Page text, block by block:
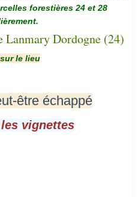
forestières 24 et 28
sur le lieu
être échappé
vignettes